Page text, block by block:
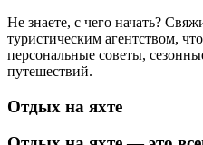
Не знаете, с чего начать?
туристическим агентством,
персональные советы,
путешествий.
Отдых на яхте